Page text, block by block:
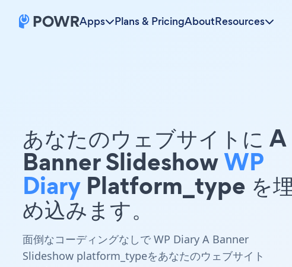
Apps Plans & PricingAboutResources
あなたのウェブサイトに A
Banner SlideshowWP
Diary Platform_type を
め込みます。
面倒なコーディングなしで WP Diary A Banner
Slideshow platform_typeをあなたのウェブサイト